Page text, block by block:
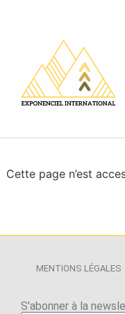
Cette page n’est
MENTIONS LÉGALES
S'abonner à la